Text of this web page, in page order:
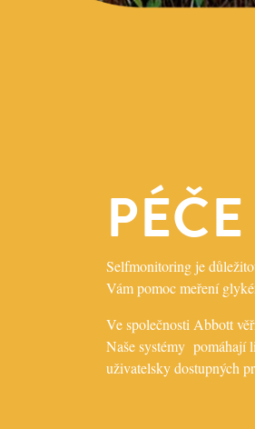
Selfmonitoring je
Vám pomoc meření
Ve společnosti Abbott
Naše systémy pomáhají
uživatelsky dostupných